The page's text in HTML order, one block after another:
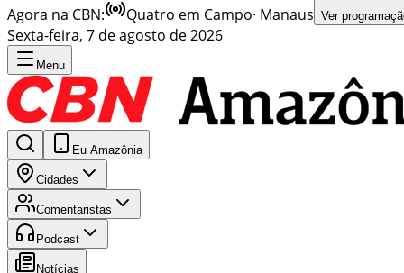
Agora na CBN:
Quatro em Campo· Manaus Ver
Sexta-feira, 7 de agosto de 2026
Menu
Eu Amazônia
Cidades
Comentaristas
Podcast
Notícias